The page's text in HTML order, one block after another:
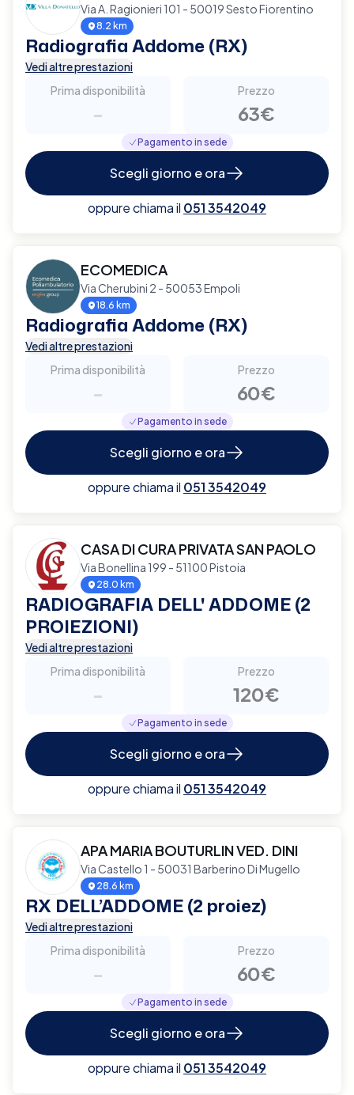
Via A. Ragionieri 101 - 50019 Sesto Fiorentino
8.2 km
Radiografia Addome (RX)
Vedi altre prestazioni
Prima disponibilità
-
Prezzo
63€
Pagamento in sede
Scegli giorno e ora
oppure chiama il 051 3542049
ECOMEDICA
Via Cherubini 2 - 50053 Empoli
18.6 km
Radiografia Addome (RX)
Vedi altre prestazioni
Prima disponibilità
-
Prezzo
60€
Pagamento in sede
Scegli giorno e ora
oppure chiama il 051 3542049
CASA DI CURA PRIVATA SAN PAOLO
Via Bonellina 199 - 51100 Pistoia
28.0 km
RADIOGRAFIA DELL' ADDOME (2
PROIEZIONI)
Vedi altre prestazioni
Prima disponibilità
-
Prezzo
120€
Pagamento in sede
Scegli giorno e ora
oppure chiama il 051 3542049
APA MARIA BOUTURLIN VED. DINI
Via Castello 1 - 50031 Barberino Di Mugello
28.6 km
RX DELL’ADDOME (2 proiez)
Vedi altre prestazioni
Prima disponibilità
-
Prezzo
60€
Pagamento in sede
Scegli giorno e ora
oppure chiama il 051 3542049